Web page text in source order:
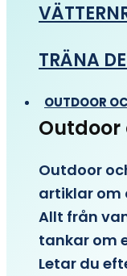
TRÄNA
OUTDOOR
Outdoor
artiklar om
Allt från
tankar om
Letar du